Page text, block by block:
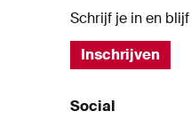
Schrijf je in en
Inschrijven
Social